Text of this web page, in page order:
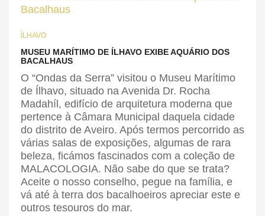
ÍLHAVO
MUSEU MARÍTIMO DE ÍLHAVO EXIBE AQUÁRIO DOS
BACALHAUS
O “Ondas da Serra” visitou o Museu Marítimo
de Ílhavo, situado na Avenida Dr. Rocha
Madahíl, edifício de arquitetura moderna que
pertence à Câmara Municipal daquela cidade
do distrito de Aveiro. Após termos percorrido as
várias salas de exposições, algumas de rara
beleza, ficámos fascinados com a coleção de
MALACOLOGIA. Não sabe do que se trata?
Aceite o nosso conselho, pegue na família, e
vá até à terra dos bacalhoeiros apreciar este e
outros tesouros do mar.